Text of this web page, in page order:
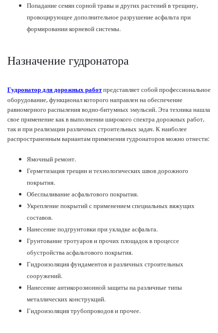
Попадание семян сорной травы и других растений в трещину,
провоцирующее дополнительное разрушение асфальта при
формировании корневой системы.
Назначение гудронатора
Гудронатор для дорожных работпредставляет собой профессиональное
оборудование, функционал которого направлен на обеспечение
равномерного распыления водно-битумных эмульсий. Эта техника нашла
свое применение как в выполнении широкого спектра дорожных работ,
так и при реализации различных строительных задач. К наиболее
распространенным вариантам применения гудронаторов можно отнести:
Ямочный ремонт.
Герметизация трещин и технологических швов дорожного
покрытия.
Обеспыливание асфальтового покрытия.
Укрепление покрытий с применением специальных вяжущих
составов.
Нанесение подгрунтовки при укладке асфальта.
Грунтование тротуаров и прочих площадок в процессе
обустройства асфальтового покрытия.
Гидроизоляция фундаментов и различных строительных
сооружений.
Нанесение антикорозионной защиты на различные типы
металлических конструкций.
Гидроизоляция трубопроводов и прочее.